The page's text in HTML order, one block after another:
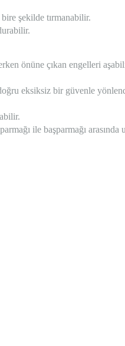
şekilde tırmanabilir.
önüne çıkan engelleri
eksiksiz bir güvenle
ile başparmağı arasında